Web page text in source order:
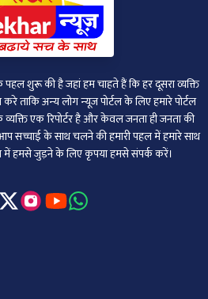
शुरू की है जहां हम चाहते हैं कि हर दूसरा व्‍यक्ति
ताकि अन्‍य लोग न्‍यूज पोर्टल के लिए हमारे पोर्टल
एक रिपोर्टर है और केवल जनता ही जनता की
सच्चाई के साथ चलने की हमारी पहल में हमारे साथ
हमसे जुड़ने के लिए कृपया हमसे संपर्क करें।